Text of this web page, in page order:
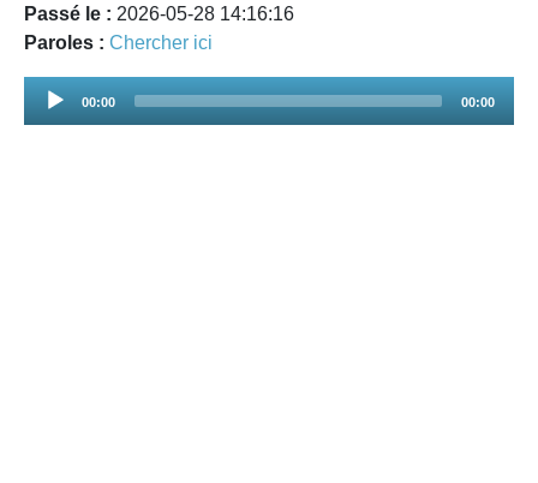
Passé le : 2026-05-28 14:16:16
Paroles : Chercher ici
Audio
00:00 00:00